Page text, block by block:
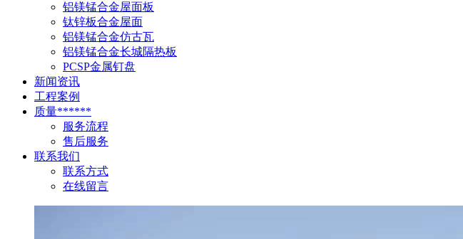
铝镁锰合金屋面板
钛锌板合金屋面
铝镁锰合金仿古瓦
铝镁锰合金长城隔热板
PCSP金属钉盘
新闻资讯
工程案例
质量******
服务流程
售后服务
联系我们
联系方式
在线留言